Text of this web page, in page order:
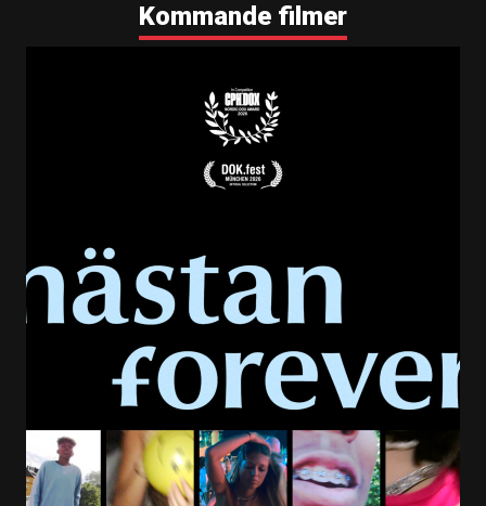
Kommande filmer